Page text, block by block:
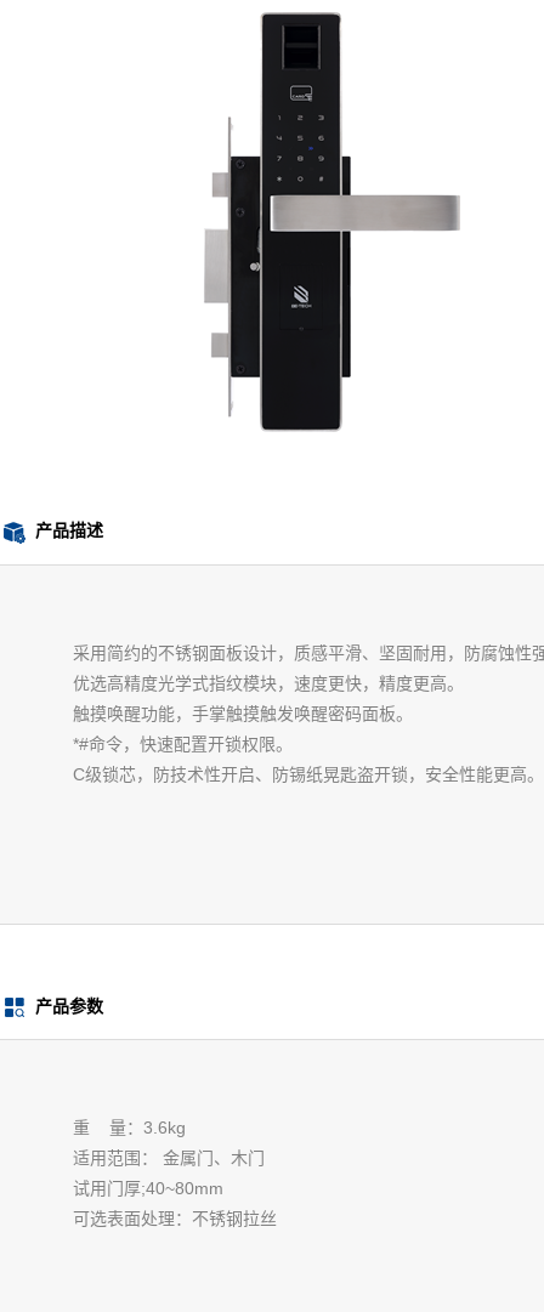
产品描述
采用简约的不锈钢面板设计，质感平滑、坚固耐用，防腐蚀性
优选高精度光学式指纹模块，速度更快，精度更高。
触摸唤醒功能，手掌触摸触发唤醒密码面板。
*#命令，快速配置开锁权限。
C级锁芯，防技术性开启、防锡纸晃匙盗开锁，安全性能更高。
产品参数
重 量：3.6kg
适用范围： 金属门、木门
试用门厚;40~80mm
可选表面处理：不锈钢拉丝